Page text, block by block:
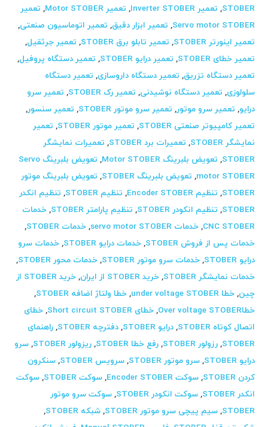
STOBER
, تعمیر Inverter STOBER , تعمیر Motor STOBER , تعمیر
Servo motor STOBER
, تعمیر ابزار دقیق, تعمیر اتوماسیون صنعتی,
تعمیر اینورتر STOBER
, تعمیر تابلو برق STOBER , تعمیر جرثقیل,
تعمیر خطای STOBER
, تعمیر درایو STOBER , تعمیر دستگاه پروفیل,
تعمیر دستگاه تزریق, تعمیر دستگاه داروسازی, تعمیر دستگاه
سلولوزی, تعمیر دستگاه نوشیدنی, تعمیر رک STOBER , تعمیر سرو
درایو, تعمیر سرو موتور, تعمیر سرو موتور STOBER , تعمیر سنسور,
تعمیر کامپیوتر صنعتی STOBER
, تعمیر موتور STOBER , تعمیر
نمایشگر STOBER
, تعمیرات برد STOBER , تعمیرات نمایشگر
STOBER
, تعویض بلبرینگ Motor STOBER ,
تعویض بلبرینگ Servo
motor STOBER
, تعویض بلبرینگ STOBER , تعویض بلبرینگ موتور
STOBER
, تنظیم Encoder STOBER , تنظیم STOBER , تنظیم انکدر
STOBER
, تنظیم انکودر STOBER , تنظیم پارامتر STOBER ,خدمات
CNC STOBER
,خدمات servo motor STOBER ,خدمات STOBER
,
خدمات پس از فروش STOBER
,خدمات درایو STOBER ,خدمات سرو
درایو STOBER
,خدمات سرو موتور STOBER ,خدمات محور STOBER
,
خدمات نمایشگر STOBER
,خرید STOBER از ایران ,
خرید STOBER از
چین,خطا under voltage STOBER ,خطا ولتاژ اضافه STOBER
,
خطاOver voltage STOBER
,خطای Short circuit STOBER ,خطای
اتصال کوتاه STOBER
,درایو STOBER ,دفترچه STOBER ,راهنمای
STOBER
,رزولور STOBER ,رفع خطا STOBER ,ریزولور STOBER ,سرو
درایو STOBER
,سرو موتور STOBER ,سرویس STOBER ,سنکرون
کردن STOBER
,سوکت Encoder STOBER ,سوکت STOBER ,سوکت
انکدر STOBER
,سوکت انکودر STOBER ,سوکت سرو موتور
STOBER
,سیم پیچی سرو موتور STOBER ,شبکه STOBER
,